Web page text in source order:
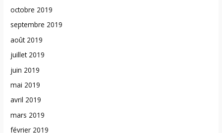
octobre 2019
septembre 2019
août 2019
juillet 2019
juin 2019
mai 2019
avril 2019
mars 2019
février 2019